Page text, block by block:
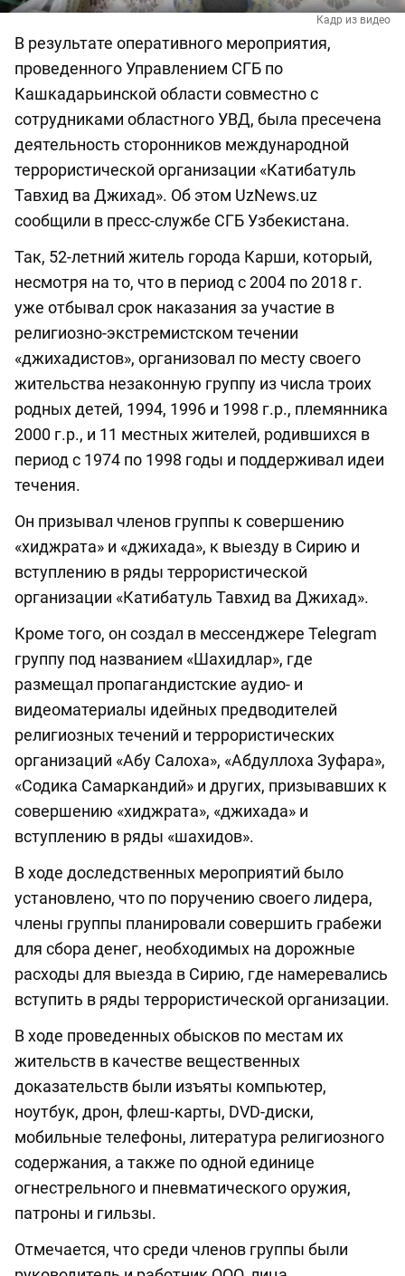
Кадр из видео
В результате оперативного мероприятия,
проведенного Управлением СГБ по
Кашкадарьинской области совместно с
сотрудниками областного УВД, была пресечена
деятельность сторонников международной
террористической организации «Катибатуль
Тавхид ва Джихад». Об этом UzNews.uz
сообщили в пресс-службе СГБ Узбекистана.
Так, 52-летний житель города Карши, который,
несмотря на то, что в период с 2004 по 2018 г.
уже отбывал срок наказания за участие в
религиозно-экстремистском течении
«джихадистов», организовал по месту своего
жительства незаконную группу из числа троих
родных детей, 1994, 1996 и 1998 г.р., племянника
2000 г.р., и 11 местных жителей, родившихся в
период с 1974 по 1998 годы и поддерживал идеи
течения.
Он призывал членов группы к совершению
«хиджрата» и «джихада», к выезду в Сирию и
вступлению в ряды террористической
организации «Катибатуль Тавхид ва Джихад».
Кроме того, он создал в мессенджере Telegram
группу под названием «Шахидлар», где
размещал пропагандистские аудио- и
видеоматериалы идейных предводителей
религиозных течений и террористических
организаций «Абу Салоха», «Абдуллоха Зуфара»,
«Содика Самаркандий» и других, призывавших к
совершению «хиджрата», «джихада» и
вступлению в ряды «шахидов».
В ходе доследственных мероприятий было
установлено, что по поручению своего лидера,
члены группы планировали совершить грабежи
для сбора денег, необходимых на дорожные
расходы для выезда в Сирию, где намеревались
вступить в ряды террористической организации.
В ходе проведенных обысков по местам их
жительств в качестве вещественных
доказательств были изъяты компьютер,
ноутбук, дрон, флеш-карты, DVD-диски,
мобильные телефоны, литература религиозного
содержания, а также по одной единице
огнестрельного и пневматического оружия,
патроны и гильзы.
Отмечается, что среди членов группы были